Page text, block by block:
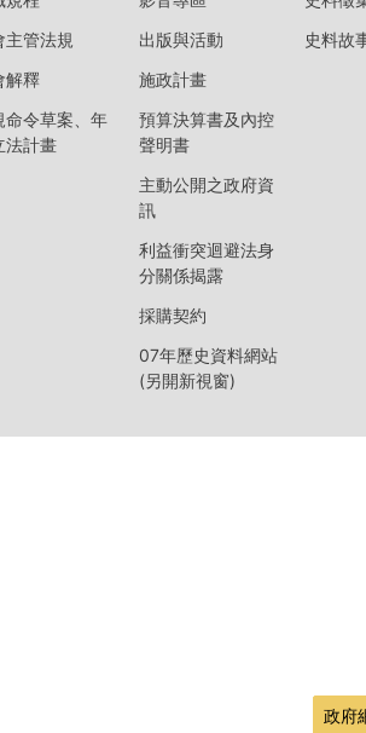
主管法規
解釋
命令草案、年
法計畫
出版與活動
施政計畫
預算決算書及內控
聲明書
主動公開之政府資
訊
利益衝突迴避法身
分關係揭露
採購契約
07年歷史資料網站
(另開新視窗)
史料故
政府